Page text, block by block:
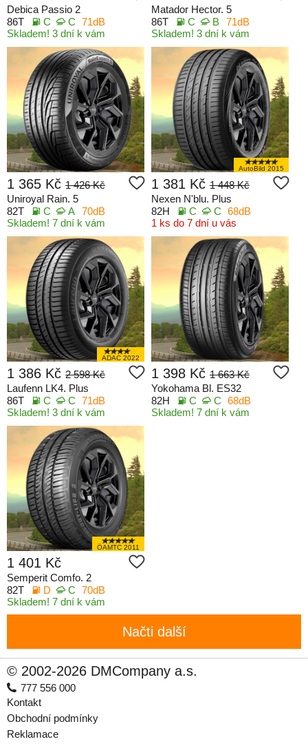
Debica Passio 2
86T
C C 71dB
Skladem! 3 dní k vám
Matador Hector. 5
86T
C B 71dB
Skladem! 3 dní k vám
1 365 Kč 1 426 Kč
Uniroyal Rain. 5
82T
C A 70dB
Skladem! 7 dní k vám
AutoBild 2015
1 381 Kč 1 448 Kč
Nexen N'blu. Plus
82H
C C 68dB
1 ks do 7 dní u vás
ADAC 2022
1 386 Kč 2 598 Kč
Laufenn LK4. Plus
86T
C C 71dB
Skladem! 3 dní k vám
1 398 Kč 1 663 Kč
Yokohama Bl. ES32
82H
C C 68dB
Skladem! 7 dní k vám
ÖAMTC 2011
1 401 Kč
Semperit Comfo. 2
82T
D C 70dB
Skladem! 7 dní k vám
Načti další
© 2002-2026 DMCompany a.s.
777 556 000
Kontakt
Obchodní podmínky
Reklamace